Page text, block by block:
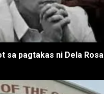
sa pagtakas ni Dela Rosa